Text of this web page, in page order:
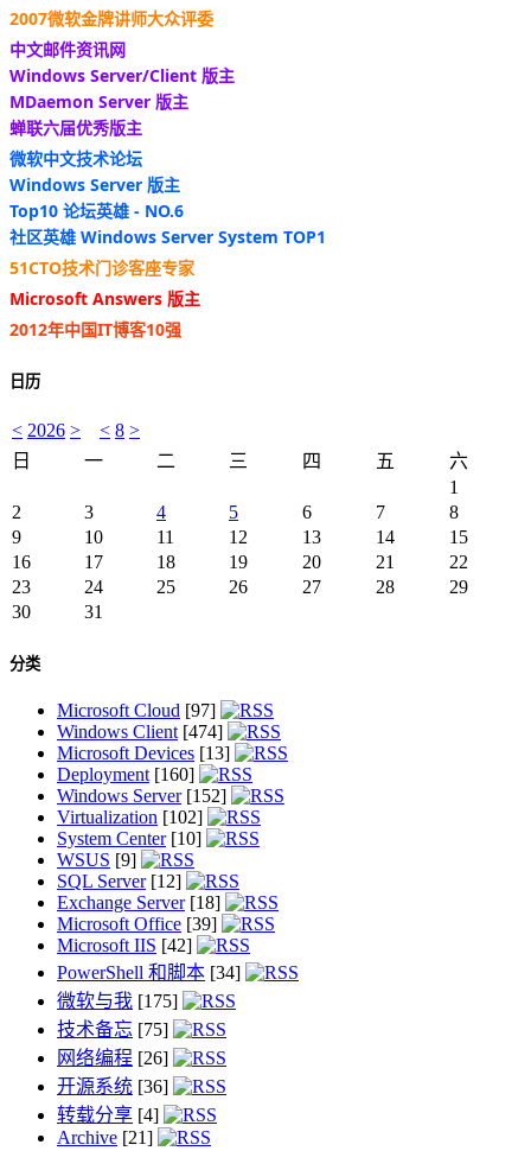
2007微软金牌讲师大众评委
中文邮件资讯网
Windows Server/Client 版主
MDaemon Server 版主
蝉联六届优秀版主
微软中文技术论坛
Windows Server 版主
Top10 论坛英雄 - NO.6
社区英雄 Windows Server System TOP1
51CTO技术门诊客座专家
Microsoft Answers 版主
2012年中国IT博客10强
日历
< 2026 > < 8 >
日
一 二 三 四 五
六
1
2
3 4 5 6 7
8
9
10 11 12 13 14
15
16
17 18 19 20 21
22
23
24 25 26 27 28
29
30
31
分类
Microsoft Cloud [97]
Windows Client[474]
Microsoft Devices [13]
Deployment[160]
Windows Server[152]
Virtualization [102]
System Center[10]
WSUS [9]
SQL Server[12]
Exchange Server[18]
Microsoft Office [39]
Microsoft IIS [42]
PowerShell 和脚本 [34]
微软与我 [175]
技术备忘 [75]
网络编程 [26]
开源系统 [36]
转载分享 [4]
Archive [21]